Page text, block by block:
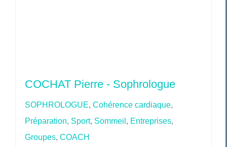
COCHAT Pierre - Sophrologue
SOPHROLOGUE, Cohérence cardiaque,
Préparation, Sport, Sommeil , Entreprises,
Groupes, COACH